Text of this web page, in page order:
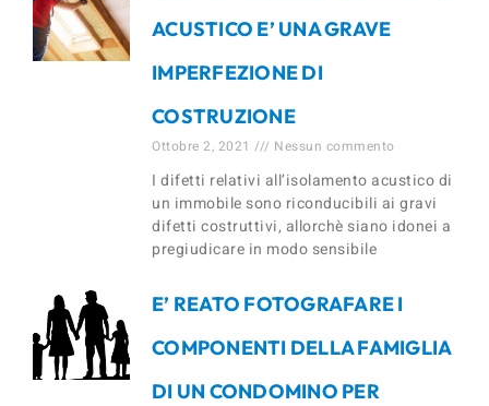
ACUSTICO E’ UNA GRAVE
IMPERFEZIONE DI
COSTRUZIONE
Ottobre 2, 2021 Nessun commento
I difetti relativi all’isolamento acustico di
un immobile sono riconducibili ai gravi
difetti costruttivi, allorchè siano idonei a
pregiudicare in modo sensibile
E’ REATO FOTOGRAFARE I
COMPONENTI DELLA FAMIGLIA
DI UN CONDOMINO PER